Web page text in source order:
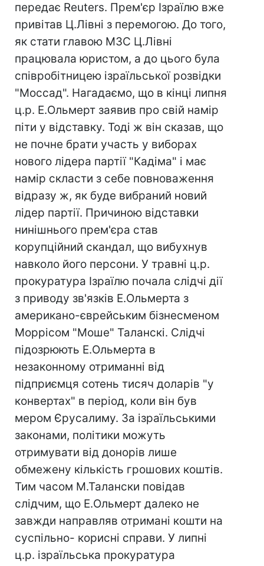
передає Reuters. Прем'єр Ізраїлю вже
привітав Ц.Лівні з перемогою. До того,
як стати главою МЗС Ц.Лівні
працювала юристом, а до цього була
співробітницею ізраїльської розвідки
"Моссад". Нагадаємо, що в кінці липня
ц.р. Е.Ольмерт заявив про свій намір
піти у відставку. Тоді ж він сказав, що
не почне брати участь у виборах
нового лідера партії "Кадіма" і має
намір скласти з себе повноваження
відразу ж, як буде вибраний новий
лідер партії. Причиною відставки
нинішнього прем'єра став
корупційний скандал, що вибухнув
навколо його персони. У травні ц.р.
прокуратура Ізраїлю почала слідчі дії
з приводу зв'язків Е.Ольмерта з
американо-єврейським бізнесменом
Моррісом "Моше" Таланскі. Слідчі
підозрюють Е.Ольмерта в
незаконному отриманні від
підприємця сотень тисяч доларів "у
конвертах" в період, коли він був
мером Єрусалиму. За ізраїльськими
законами, політики можуть
отримувати від донорів лише
обмежену кількість грошових коштів.
Тим часом М.Талански повідав
слідчим, що Е.Ольмерт далеко не
завжди направляв отримані кошти на
суспільно- корисні справи. У липні
ц.р. ізраїльська прокуратура